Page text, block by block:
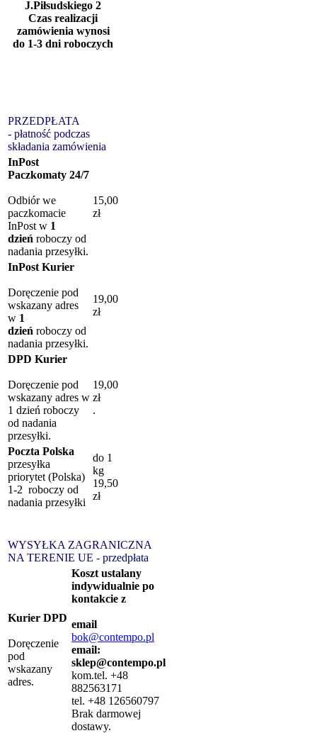
J.Piłsudskiego 2
Czas realizacji
zamówienia wynosi
do 1-3 dni roboczych
PRZEDPŁATA
- płatność podczas
składania zamówienia
InPost
Paczkomaty 24/7
Odbiór we
paczkomacie
InPost w 1
dzień roboczy od
nadania przesyłki.
15,00
zł
InPost Kurier
Doręczenie pod
wskazany adres
w 1
dzień roboczy od
nadania przesyłki.
19,00
zł
DPD Kurier
Doręczenie pod
wskazany adres w
1 dzień roboczy
od nadania
przesyłki.
19,00
zł
.
Poczta Polska
przesyłka
priorytet (Polska)
1-2 roboczy od
nadania przesyłki
do 1
kg
19,50
zł
WYSYŁKA ZAGRANICZNA
NA TERENIE UE - przedpłata
Kurier DPD
Doręczenie
pod
wskazany
adres.
Koszt ustalany
indywidualnie po
kontakcie z
email
bok@contempo.pl
email:
sklep@contempo.pl
kom.tel. +48
882563171
tel. +48 126560797
Brak darmowej
dostawy.